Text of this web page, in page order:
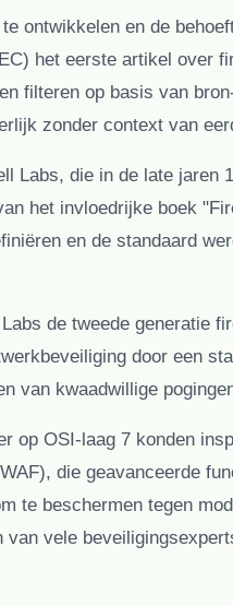
ontwikkelen en de
het eerste artikel over
filteren op basis van
zonder context van
Labs, die in de late jaren
het invloedrijke boek
en de standaard
de tweede generatie
door een
van kwaadwillige
op OSI-laag 7 konden
, die geavanceerde
te beschermen tegen
vele